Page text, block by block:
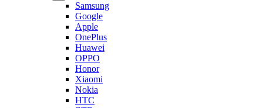
Samsung
Google
Apple
OnePlus
Huawei
OPPO
Honor
Xiaomi
Nokia
HTC